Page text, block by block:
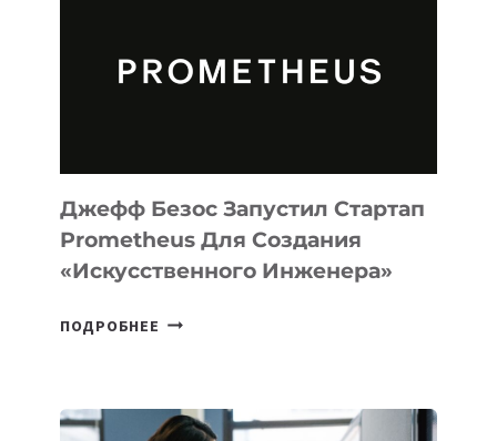
ДЛЯ
ПРОГРАММИРОВАНИЯ
И
LINUX
Джефф Безос Запустил Стартап
Prometheus Для Создания
«искусственного Инженера»
ПОДРОБНЕЕ ДЖЕФФ
PROMETHEUS